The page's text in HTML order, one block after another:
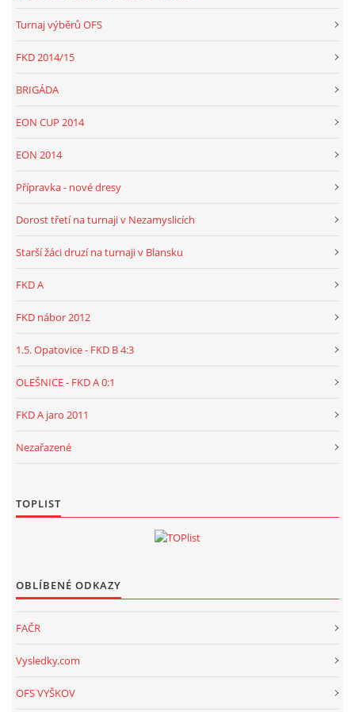
Turnaj výběrů OFS
FKD 2014/15
BRIGÁDA
EON CUP 2014
EON 2014
Přípravka - nové dresy
Dorost třetí na turnaji v Nezamyslicích
Starší žáci druzí na turnaji v Blansku
FKD A
FKD nábor 2012
1.5. Opatovice - FKD B 4:3
OLEŠNICE - FKD A 0:1
FKD A jaro 2011
Nezařazené
TOPLIST
OBLÍBENÉ ODKAZY
FAČR
Vysledky.com
OFS VYŠKOV